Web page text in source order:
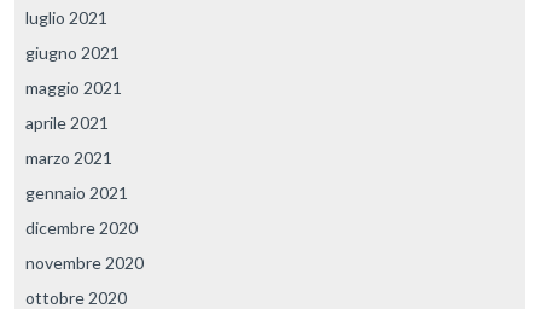
luglio 2021
giugno 2021
maggio 2021
aprile 2021
marzo 2021
gennaio 2021
dicembre 2020
novembre 2020
ottobre 2020